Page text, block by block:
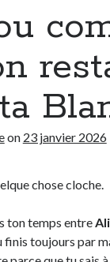
on 23 janvier 2026
chose cloche.
ton temps entre
finis toujours par